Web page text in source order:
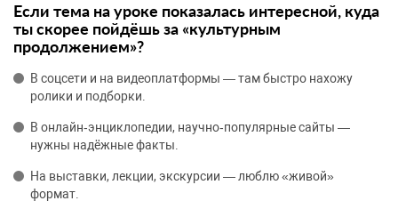
Если тема на уроке показалась интересной, куда
ты скорее пойдёшь за «культурным
продолжением»?
В соцсети и на видеоплатформы — там быстро нахожу
ролики и подборки.
В онлайн‑энциклопедии, научно‑популярные сайты —
нужны надёжные факты.
На выставки, лекции, экскурсии — люблю «живой»
формат.